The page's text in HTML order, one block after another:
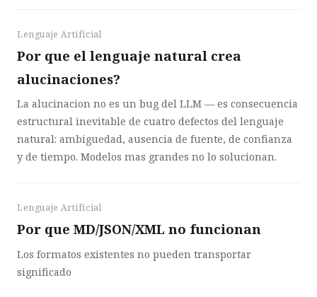
Lenguaje Artificial
Por que el lenguaje natural crea
alucinaciones?
La alucinacion no es un bug del LLM — es consecuencia
estructural inevitable de cuatro defectos del lenguaje
natural: ambiguedad, ausencia de fuente, de confianza
y de tiempo. Modelos mas grandes no lo solucionan.
Lenguaje Artificial
Por que MD/JSON/XML no funcionan
Los formatos existentes no pueden transportar
significado